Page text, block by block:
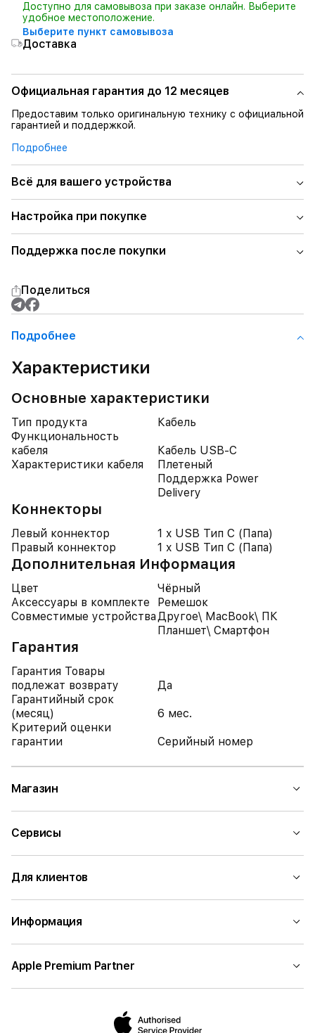
Доступно для самовывоза при заказе онлайн. Выберите
удобное местоположение.
Выберите пункт самовывоза
Доставка
Официальная гарантия до 12 месяцев
Предоставим только оригинальную технику с официальной
гарантией и поддержкой.
Подробнее
Всё для вашего устройства
Настройка при покупке
Поддержка после покупки
Поделиться
Подробнее
Характеристики
Основные характеристики
Тип продукта
Кабель
Функциональность
кабеля
Кабель USB-C
Характеристики кабеля
Плетеный
Поддержка Power
Delivery
Коннекторы
Левый коннектор
1 x USB Тип C (Папа)
Правый коннектор
1 x USB Тип C (Папа)
Дополнительная Информация
Цвет
Чёрный
Аксессуары в комплекте
Ремешок
Совместимые устройстваДругое\ MacBook\ ПК
Планшет\ Смартфон
Гарантия
Гарантия Товары
подлежат возврату
Да
Гарантийный срок
(месяц)
6 мес.
Критерий оценки
гарантии
Серийный номер
Магазин
Сервисы
Для клиентов
Информация
Apple Premium Partner